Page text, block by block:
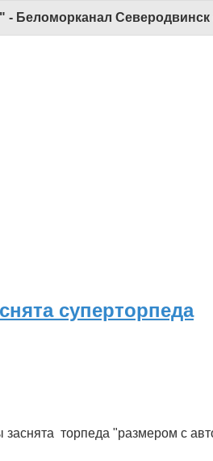
- Беломорканал Северодвинск
суперторпеда
торпеда "размером с